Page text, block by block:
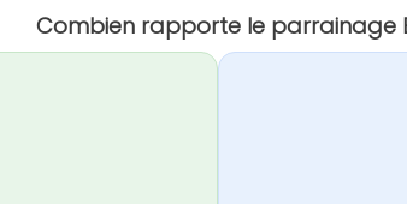
Combien rapporte le parrainage